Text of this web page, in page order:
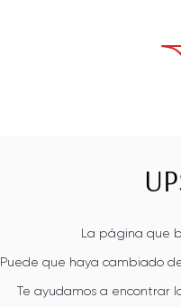
La página que
Puede que haya cambiado
Te ayudamos a encontrar